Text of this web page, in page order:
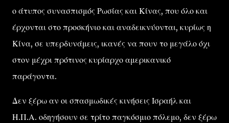
ο άτυπος συνασπισμός Ρωσίας και Κίνας, που όλο και
έρχονται στο προσκήνιο και αναδεικνύονται, κυρίως η
Κίνα, σε υπερδυνάμεις, ικανές να πουν το μεγάλο όχι
στον μέχρι πρότινος κυρίαρχο αμερικανικό
παράγοντα.
Δεν ξέρω αν οι σπασμωδικές κινήσεις Ισραήλ και
Η.Π.Α. οδηγήσουν σε τρίτο παγκόσμιο πόλεμο, δεν ξέρω